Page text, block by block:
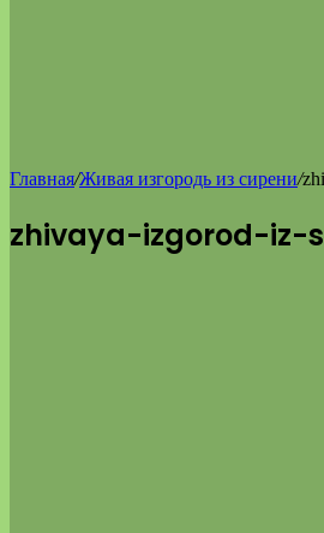
Главная/Живая изгородь из сирени/
zhivaya-izgorod-iz-